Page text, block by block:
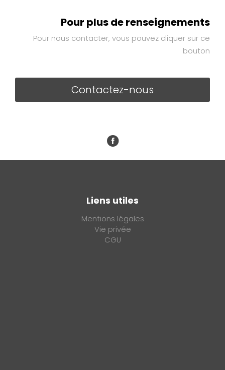
Pour plus de renseignements
Pour nous contacter, vous pouvez cliquer sur ce
bouton
Contactez-nous
Liens utiles
Mentions légales
Vie privée
CGU